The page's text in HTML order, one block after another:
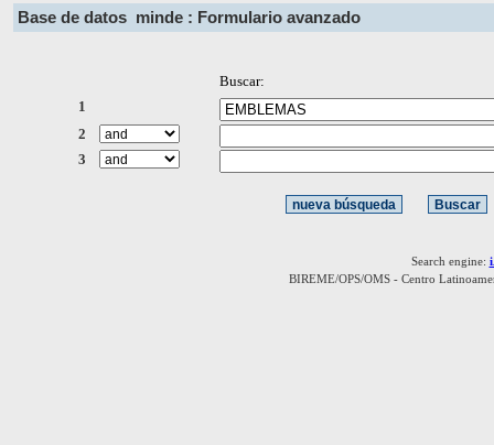
Base de datos minde : Formulario avanzado
Buscar:
1
2
3
Search engine:
BIREME/OPS/OMS - Centro